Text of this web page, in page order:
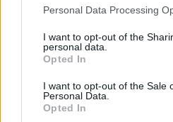
Please note that this website/app
not limited to your visit or usage
grant or deny consent to Google
use your data for below specified
consent section.
Personal Data Processing
I want to opt-out of the
personal data.
Opted In
I want to opt-out of the Sale
Personal Data.
Opted In